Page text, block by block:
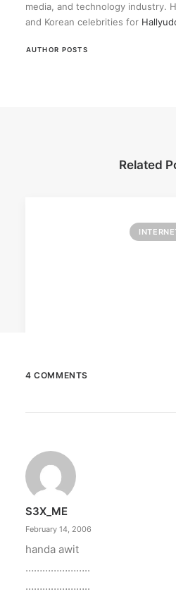
media, and technology industry.
and Korean celebrities for
AUTHOR POSTS
Related
The increase has no
subscribers.
4 COMMENTS
S3X_ME
February 14, 2006
handa awit
…………………..
…………………..